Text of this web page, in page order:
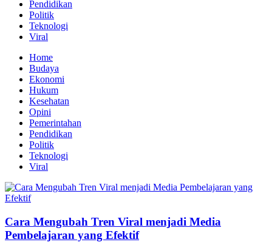
Pendidikan
Politik
Teknologi
Viral
Menu
Home
Budaya
Ekonomi
Hukum
Kesehatan
Opini
Pemerintahan
Pendidikan
Politik
Teknologi
Viral
Cara Mengubah Tren Viral menjadi Media
Pembelajaran yang Efektif